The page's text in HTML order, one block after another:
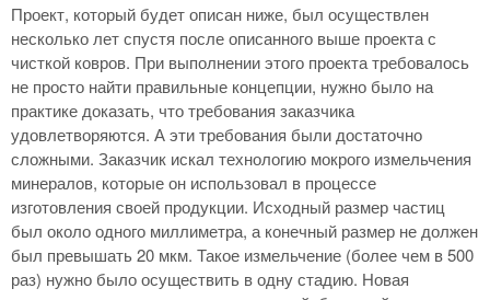
Проект, который будет описан ниже, был осуществлен
несколько лет спустя после описанного выше проекта с
чисткой ковров. При выполнении этого проекта требовалось
не просто найти правильные концепции, нужно было на
практике доказать, что требования заказчика
удовлетворяются. А эти требования были достаточно
сложными. Заказчик искал технологию мокрого измельчения
минералов, которые он использовал в процессе
изготовления своей продукции. Исходный размер частиц
был около одного миллиметра, а конечный размер не должен
был превышать 20 мкм. Такое измельчение (более чем в 500
раз) нужно было осуществить в одну стадию. Новая